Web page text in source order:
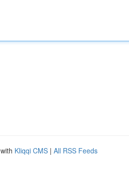
Kliqqi CMS | All RSS Feeds